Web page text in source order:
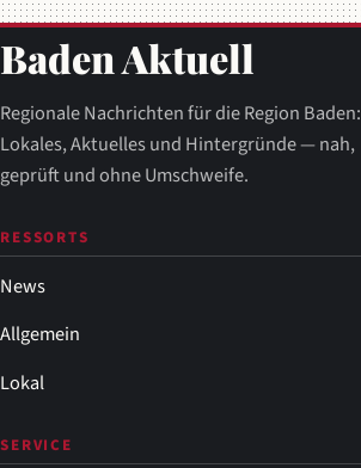
Baden Aktuell
Regionale Nachrichten für die Region Baden:
Lokales, Aktuelles und Hintergründe — nah,
geprüft und ohne Umschweife.
RESSORTS
News
Allgemein
Lokal
SERVICE